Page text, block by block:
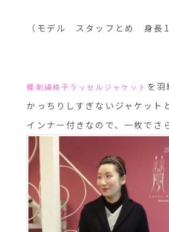
（モデル スタッフとめ 身長
蝶刺繍格子ラッセルジャケット を羽
かっちりしすぎないジャケット
インナー付きなので、一枚でさ